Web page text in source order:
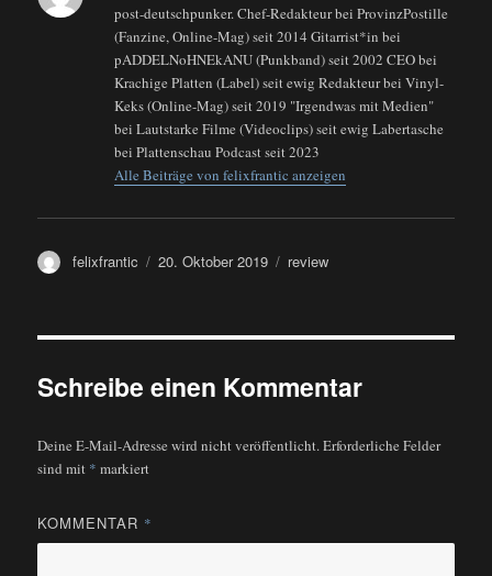
post-deutschpunker. Chef-Redakteur bei ProvinzPostille
(Fanzine, Online-Mag) seit 2014 Gitarrist*in bei
pADDELNoHNEkANU (Punkband) seit 2002 CEO bei
Krachige Platten (Label) seit ewig Redakteur bei Vinyl-
Keks (Online-Mag) seit 2019 "Irgendwas mit Medien"
bei Lautstarke Filme (Videoclips) seit ewig Labertasche
bei Plattenschau Podcast seit 2023
Alle Beiträge von felixfrantic anzeigen
Autor
felixfrantic
Veröffentlicht
20. Oktober 2019 Kategorien
review
Schreibe einen Kommentar
Deine E-Mail-Adresse wird nicht veröffentlicht.Erforderliche Felder
sind mit * markiert
KOMMENTAR *